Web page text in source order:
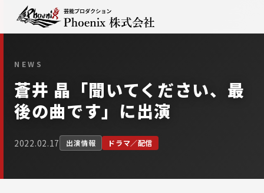
NEWS
蒼井 晶「聞いてください、最
後の曲です」に出演
2022.02.17 出演情報 ドラマ／配信